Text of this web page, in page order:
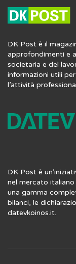
DK Post è il
approfondimenti e
societaria e del
informazioni utili
l’attività
DK Post è
nel mercato
una gamma
bilanci, le
datevkoinos.it.